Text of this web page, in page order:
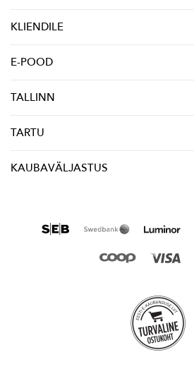
KLIENDILE
E-POOD
TALLINN
TARTU
KAUBAVÄLJASTUS